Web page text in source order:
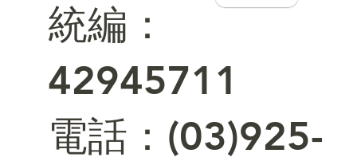
統編：
42945711
電話：(03)925-